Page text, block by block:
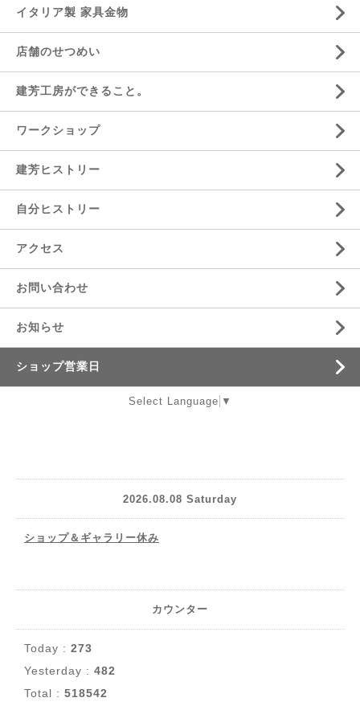
イタリア製 家具金物
店舗のせつめい
建芳工房ができること。
ワークショップ
建芳ヒストリー
自分ヒストリー
アクセス
お問い合わせ
お知らせ
ショップ営業日
Select Language ▼
2026.08.08 Saturday
ショップ＆ギャラリー休み
カウンター
Today : 273
Yesterday : 482
Total : 518542